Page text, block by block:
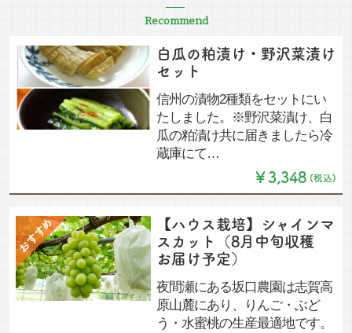
Recommend
白瓜の粕漬け・野沢菜漬け
セット
信州の漬物2種類をセットにい
たしました。※野沢菜漬け、白
瓜の粕漬け共に届きましたら冷
蔵庫にて…
￥3,348 (税込)
【ハウス栽培】シャインマ
スカット（8月中旬収穫
お届け予定）
夜間瀬にある坂口農園は志賀高
原山麓にあり、りんご・ぶど
う・水蜜桃の生産最適地です。